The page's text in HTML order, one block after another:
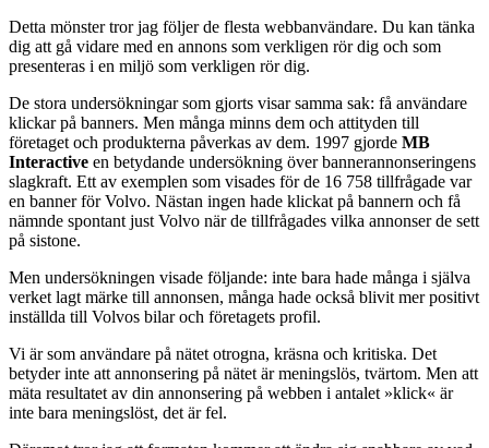
Detta mönster tror jag följer de flesta webbanvändare. Du kan tänka
dig att gå vidare med en annons som verkligen rör dig och som
presenteras i en miljö som verkligen rör dig.
De stora undersökningar som gjorts visar samma sak: få användare
klickar på banners. Men många minns dem och attityden till
företaget och produkterna påverkas av dem. 1997 gjorde MB
Interactive en betydande undersökning över bannerannonseringens
slagkraft. Ett av exemplen som visades för de 16 758 tillfrågade var
en banner för Volvo. Nästan ingen hade klickat på bannern och få
nämnde spontant just Volvo när de tillfrågades vilka annonser de sett
på sistone.
Men undersökningen visade följande: inte bara hade många i själva
verket lagt märke till annonsen, många hade också blivit mer positivt
inställda till Volvos bilar och företagets profil.
Vi är som användare på nätet otrogna, kräsna och kritiska. Det
betyder inte att annonsering på nätet är meningslös, tvärtom. Men att
mäta resultatet av din annonsering på webben i antalet »klick« är
inte bara meningslöst, det är fel.